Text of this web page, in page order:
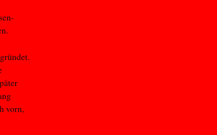
vorn,